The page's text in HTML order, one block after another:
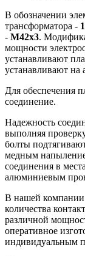
В обозначении
трансформатора -
- М42х3.
мощности
устанавливают
устанавливают на
Для обеспечения
соединение.
Надежность
выполняя
болты
медным
соединения в
алюминиевым
В нашей компании
количества
различной
оперативное
индивидуальным